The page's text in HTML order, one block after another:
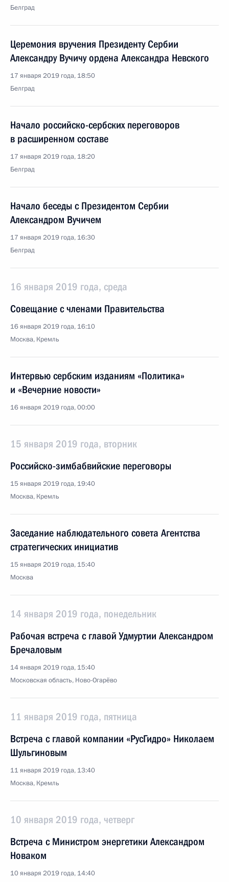
Белград
Церемония вручения Президенту Сербии
Александру Вучичу ордена Александра Невского
17 января 2019 года, 18:50
Белград
Начало российско-сербских переговоров
в расширенном составе
17 января 2019 года, 18:20
Белград
Начало беседы с Президентом Сербии
Александром Вучичем
17 января 2019 года, 16:30
Белград
16 января 2019 года, среда
Совещание с членами Правительства
16 января 2019 года, 16:10
Москва, Кремль
Интервью сербским изданиям «Политика»
и «Вечерние новости»
16 января 2019 года, 00:00
15 января 2019 года, вторник
Российско-зимбабвийские переговоры
15 января 2019 года, 19:40
Москва, Кремль
Заседание наблюдательного совета Агентства
стратегических инициатив
15 января 2019 года, 15:40
Москва
14 января 2019 года, понедельник
Рабочая встреча с главой Удмуртии Александром
Бречаловым
14 января 2019 года, 15:40
Московская область, Ново-Огарёво
11 января 2019 года, пятница
Встреча с главой компании «РусГидро» Николаем
Шульгиновым
11 января 2019 года, 13:40
Москва, Кремль
10 января 2019 года, четверг
Встреча с Министром энергетики Александром
Новаком
10 января 2019 года, 14:40